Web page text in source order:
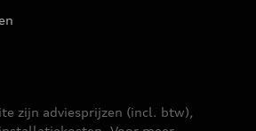
zijn adviesprijzen (incl. btw),